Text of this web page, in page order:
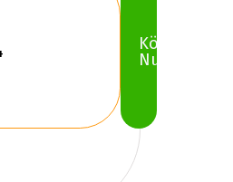
Köp
Nu